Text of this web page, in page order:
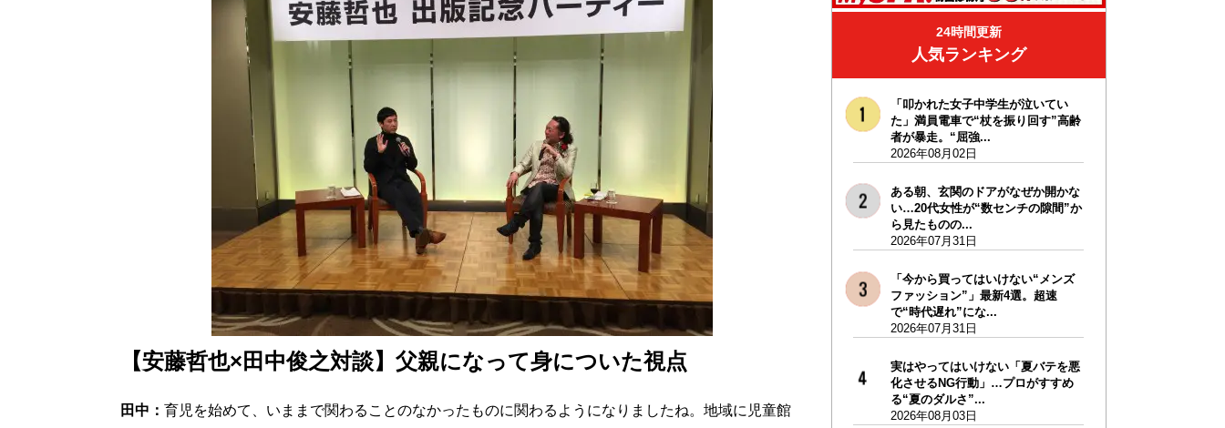
【安藤哲也×田中俊之対談】父親になって身についた視点
田中： 育児を始めて、いままで関わることのなかったものに関わるようになりましたね。地域に児童館
24時間更新
人気ランキング
「叩かれた女子中学生が泣いてい
た」満員電車で“杖を振り回す”高齢
者が暴走。“屈強...
2026年08月02日
ある朝、玄関のドアがなぜか開かな
い…20代女性が“数センチの隙間”か
ら見たものの...
2026年07月31日
「今から買ってはいけない“メンズ
ファッション”」最新4選。超速
で“時代遅れ”にな...
2026年07月31日
実はやってはいけない「夏バテを悪
化させるNG行動」…プロがすすめ
る“夏のダルさ”...
2026年08月03日